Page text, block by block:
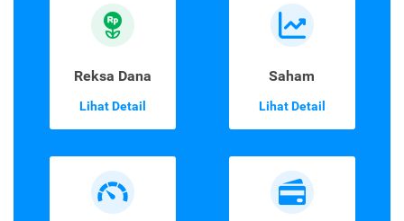
Reksa Dana
Lihat Detail
Saham
Lihat Detail